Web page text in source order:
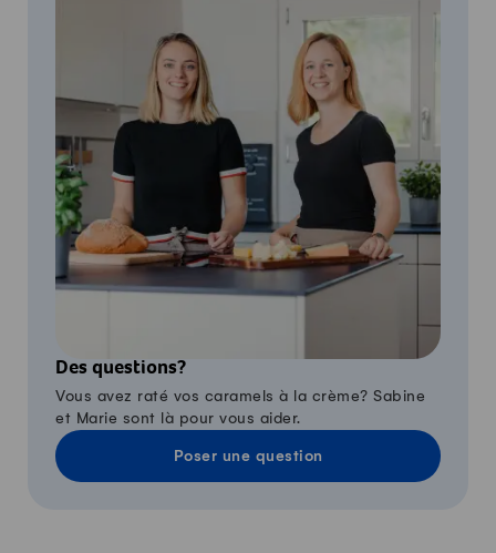
Des questions?
Vous avez raté vos caramels à la crème? Sabine
et Marie sont là pour vous aider.
Poser une question